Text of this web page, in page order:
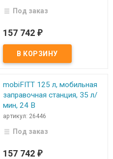
Под заказ
157 742 ₽
mobiFITT 125 л, мобильная
заправочная станция, 35 л/
мин, 24 В
артикул: 26446
Под заказ
157 742 ₽